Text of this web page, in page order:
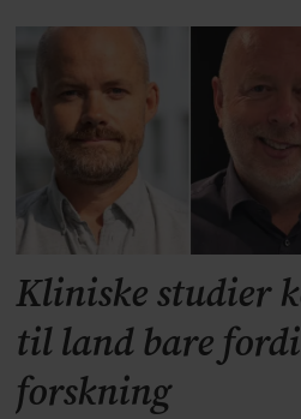
Kliniske studier
til land bare fordi
forskning